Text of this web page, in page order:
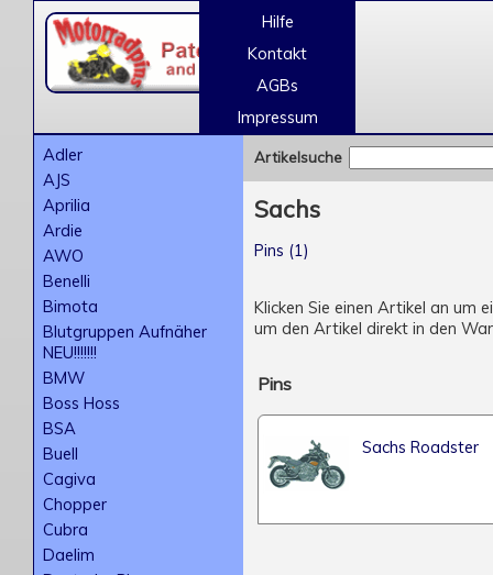
Hilfe
Kontakt
AGBs
Impressum
Adler
AJS
Aprilia
Ardie
AWO
Benelli
Bimota
Blutgruppen Aufnäher
NEU!!!!!!!
BMW
Boss Hoss
BSA
Buell
Cagiva
Chopper
Cubra
Daelim
Artikelsuche
Sachs
Pins (1)
Klicken Sie einen Artikel an um
um den Artikel direkt in den
Pins
Sachs Roadster